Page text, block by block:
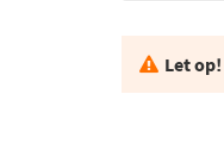
Let op!